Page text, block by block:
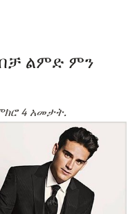
ልምድ ምን
4 አመታት.